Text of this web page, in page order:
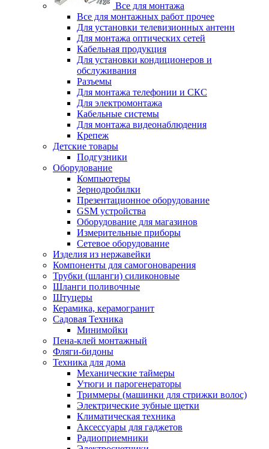
Все для монтажа
Все для монтажных работ прочее
Для установки телевизионных антенн
Для монтажа оптических сетей
Кабельная продукция
Для установки кондиционеров и
обслуживания
Разъемы
Для монтажа телефонии и СКС
Для электромонтажа
Кабельные системы
Для монтажа видеонаблюдения
Крепеж
Детские товары
Подгузники
Оборудование
Компьютеры
Зернодробилки
Презентационное оборудование
GSM устройства
Оборудование для магазинов
Измерительные приборы
Сетевое оборудование
Изделия из нержавейки
Компоненты для самогоноварения
Трубки (шланги) силиконовые
Шланги поливочные
Штуцеры
Керамика, керамогранит
Садовая Техника
Минимойки
Пена-клей монтажный
Фляги-бидоны
Техника для дома
Механические таймеры
Утюги и парогенераторы
Триммеры (машинки для стрижки волос)
Электрические зубные щетки
Климатическая техника
Аксессуары для гаджетов
Радиоприемники